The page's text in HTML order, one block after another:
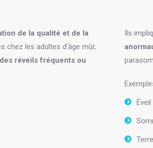
de la qualité et de la
chez les adultes d’âge mûr,
des réveils fréquents ou
Ils